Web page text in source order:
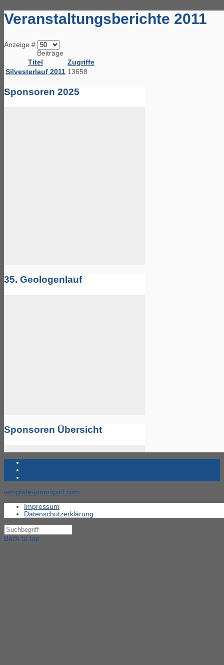
Veranstaltungsberichte 2011
Anzeige #
Beiträge
Titel
Zugriffe
Silvesterlauf 2011 13658
Sponsoren 2025
35. Geologenlauf
Sponsoren Übersicht
template-joomspirit.com
Impressum
Datenschutzerklärung
Back to top